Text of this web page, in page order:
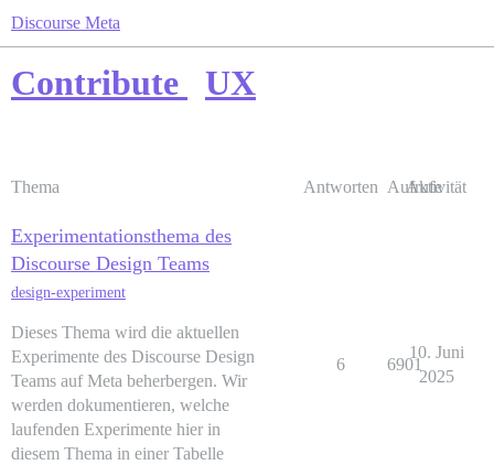
Discourse Meta
Contribute UX
Thema Antworten Aufrufe
Aktivität
Experimentationsthema des
Discourse Design Teams
design-experiment
Dieses Thema wird die aktuellen
Experimente des Discourse Design
Teams auf Meta beherbergen. Wir
werden dokumentieren, welche
laufenden Experimente hier in
diesem Thema in einer Tabelle
6 6901
10. Juni
2025